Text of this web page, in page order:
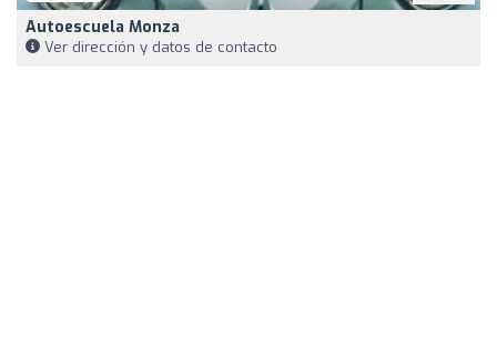
Autoescuela Monza
Ver dirección y datos de contacto